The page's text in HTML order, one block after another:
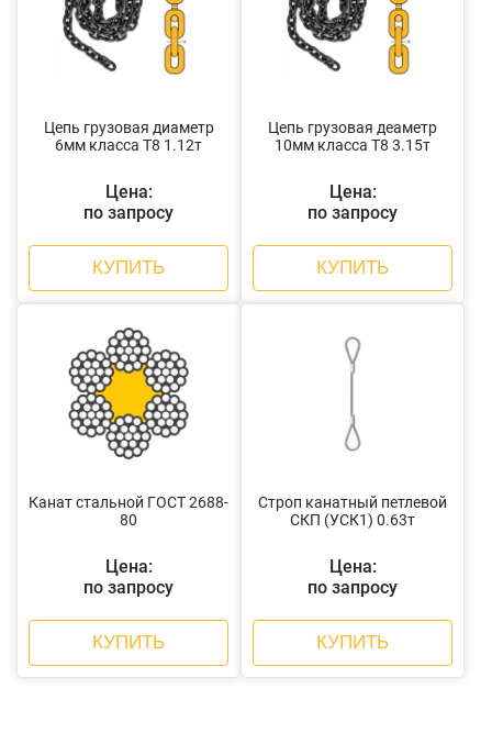
Цепь грузовая диаметр
6мм класса Т8 1.12т
Цена:
по запросу
КУПИТЬ
Цепь грузовая деаметр
10мм класса Т8 3.15т
Цена:
по запросу
КУПИТЬ
Канат стальной ГОСТ 2688-
80
Цена:
по запросу
КУПИТЬ
Строп канатный петлевой
СКП (УСК1) 0.63т
Цена:
по запросу
КУПИТЬ